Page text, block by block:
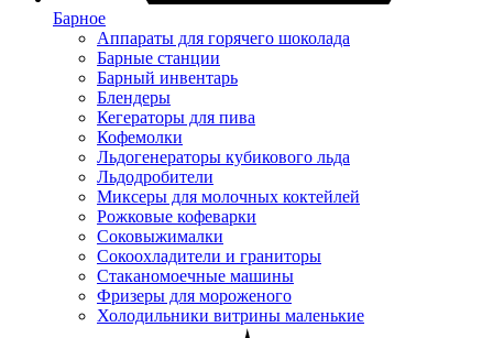
Барное
Аппараты для горячего шоколада
Барные станции
Барный инвентарь
Блендеры
Кегераторы для пива
Кофемолки
Льдогенераторы кубикового льда
Льдодробители
Миксеры для молочных коктейлей
Рожковые кофеварки
Соковыжималки
Сокоохладители и граниторы
Стаканомоечные машины
Фризеры для мороженого
Холодильники витрины маленькие